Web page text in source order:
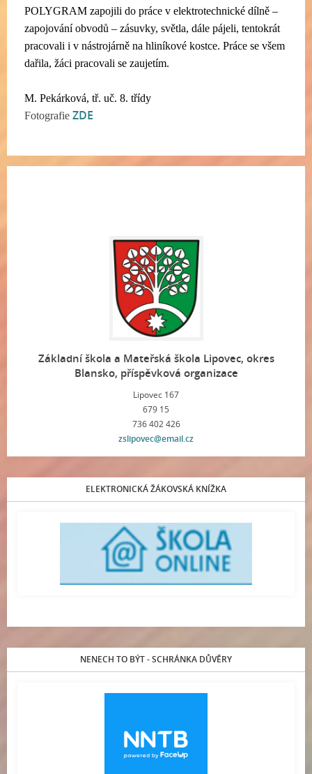
POLYGRAM zapojili do práce v elektrotechnické dílně –
zapojování obvodů – zásuvky, světla, dále pájeli, tentokrát
pracovali i v nástrojárně na hliníkové kostce. Práce se všem
dařila, žáci pracovali se zaujetím.
M. Pekárková, tř. uč. 8. třídy
Fotografie ZDE
Základní škola a Mateřská škola Lipovec, okres
Blansko, příspěvková organizace
Lipovec 167
679 15
736 402 426
zslipovec@email.cz
ELEKTRONICKÁ ŽÁKOVSKÁ KNÍŽKA
NENECH TO BÝT - SCHRÁNKA DŮVĚRY